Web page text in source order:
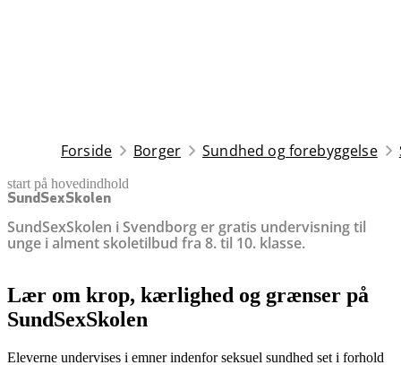
Forside Borger Sundhed og forebyggelse
start på hovedindhold
SundSexSkolen
SundSexSkolen i Svendborg er gratis undervisning til
unge i alment skoletilbud fra 8. til 10. klasse.
senest opdateret 8. juni 2026
Lær om krop, kærlighed og grænser på
SundSexSkolen
Eleverne undervises i emner indenfor seksuel sundhed set i forhold